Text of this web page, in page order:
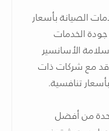
الصيانة بأسعار
جودة الخدمات
الأسانسير
مع شركات ذات
تنافسية.
من أفضل